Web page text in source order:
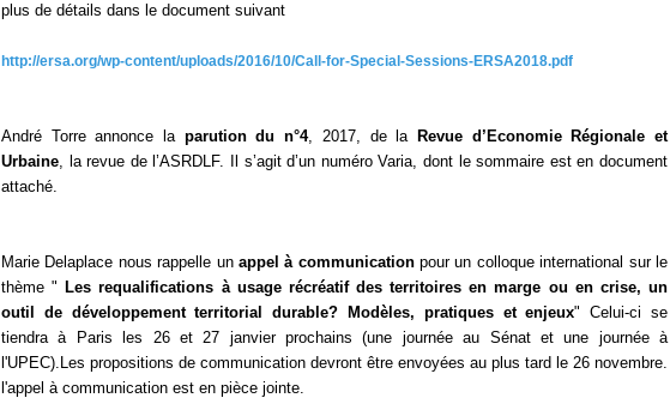
plus de détails dans le document suivant
http://ersa.org/wp-content/uploads/2016/10/Call-for-Special-Sessions-ERSA2018.pdf
André Torre annonce la parution du n°4, 2017, de la Revue d’Economie Régionale et
Urbaine, la revue de l’ASRDLF. Il s’agit d’un numéro Varia, dont le sommaire est en document
attaché.
Marie Delaplace nous rappelle un appel à communicationpour un colloque international sur le
thème " Les requalifications à usage récréatif des territoires en marge ou en crise, un
outil de développement territorial durable? Modèles, pratiques et enjeux" Celui-ci se
tiendra à Paris les 26 et 27 janvier prochains (une journée au Sénat et une journée à
l'UPEC).Les propositions de communication devront être envoyées au plus tard le 26 novembre.
l'appel à communication est en pièce jointe.